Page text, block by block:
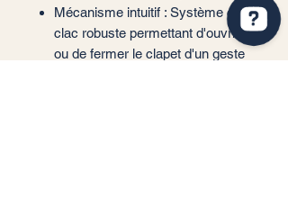
Mécanisme intuitif : Système clic-
clac robuste permettant d'ouvrir
ou de fermer le clapet d'un geste